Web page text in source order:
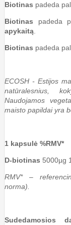
Biotinas padeda
Biotinas padeda
apykaitą
Biotinas padeda
ECOSH - Estijos
natūralesnius,
Naudojamos
maisto papildai yra
1 kapsulė %RMV*
D-biotinas 5000µg
RMV* –
norma).
Sudedamosios